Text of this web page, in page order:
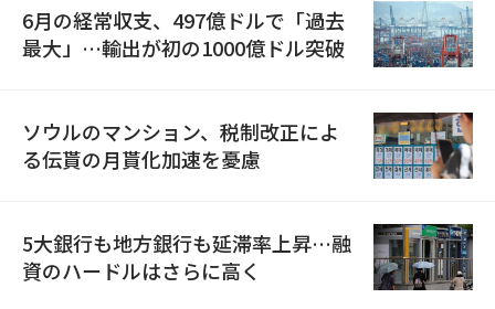
6月の経常収支、497億ドルで「過去
最大」…輸出が初の1000億ドル突破
ソウルのマンション、税制改正によ
る伝貰の月貰化加速を憂慮
5大銀行も地方銀行も延滞率上昇…融
資のハードルはさらに高く